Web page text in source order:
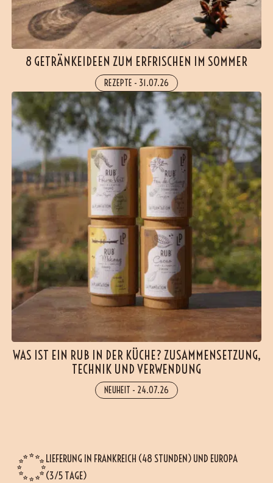
8 GETRÄNKEIDEEN ZUM ERFRISCHEN IM SOMMER
REZEPTE - 31.07.26
WAS IST EIN RUB IN DER KÜCHE? ZUSAMMENSETZUNG,
TECHNIK UND VERWENDUNG
NEUHEIT - 24.07.26
LIEFERUNG IN FRANKREICH (48 STUNDEN) UND EUROPA
(3/5 TAGE)